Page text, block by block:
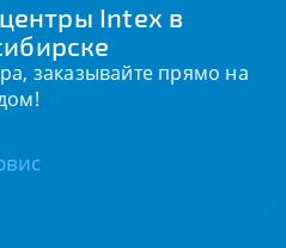
Intex в
заказывайте прямо на